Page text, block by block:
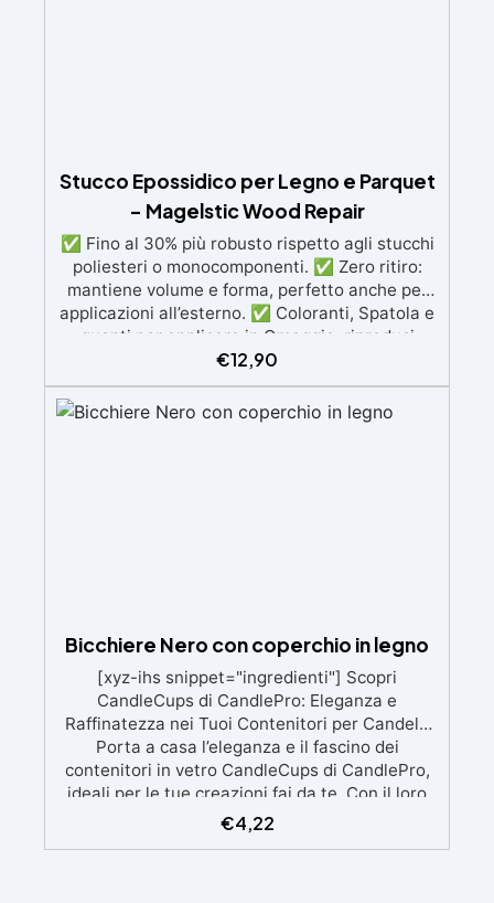
Stucco Epossidico per Legno e Parquet
– Magelstic Wood Repair
✅ Fino al 30% più robusto rispetto agli stucchi
poliesteri o monocomponenti. ✅ Zero ritiro:
mantiene volume e forma, perfetto anche per
applicazioni all’esterno. ✅ Coloranti, Spatola e
guanti per applicare in Omaggio: riproduci
qualsiasi tonalità del legno, con il kit di
applicazione omaggio. ✅ Compatibile con
vernici e finiture: non lascia aloni né difetti
visivi. ✅ Facile da carteggiare e rifinire:
€12,90
Bicchiere Nero con coperchio in legno
[xyz-ihs snippet="ingredienti"] Scopri
CandleCups di CandlePro: Eleganza e
Raffinatezza nei Tuoi Contenitori per Candele
Porta a casa l’eleganza e il fascino dei
contenitori in vetro CandleCups di CandlePro,
ideali per le tue creazioni fai da te. Con il loro
design raffinato e moderno, questi contenitori
si integrano perfettamente con qualsiasi stile di
€4,22